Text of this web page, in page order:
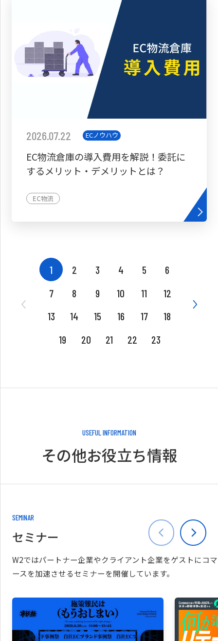
2026.07.22 ECノウハウ
EC物流倉庫の導入費用を解説！委託に
するメリット・デメリットとは？
EC物流
1 2 3 4 5
6
7
8 9 10 11
12
13
14 15 16 17
18
19
20 21 22 23
USEFUL INFORMATION
その他お役立ち情報
SEMINAR
セミナー
W2ではパートナー企業やクライアント企業をゲストにコマ
ースを加速させるセミナーを開催しています。